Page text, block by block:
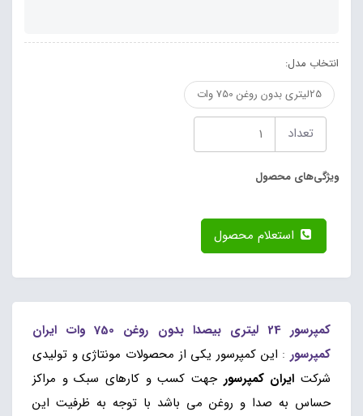
انتخاب مدل:
25لیتری بدون روغن 750 وات
تعداد
ویژگی‌های محصول
کمپرسور 24 لیتری بیصدا بدون روغن 750 وات ایران
کمپرسور : این کمپرسور یکی از محصولات مونتاژی و تولیدی
شرکت ایران کمپرسور جهت کسب و کارهای سبک و مراکز
حساس به صدا و روغن می باشد با توجه به ظرفیت این